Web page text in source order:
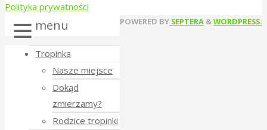
wrześniową
“Poezję
Puszczy”"
Polityka prywatności
POWERED BY SEPTERA &WORDPRESS.
Back
menu
Tropinka
Nasze miejsce
Dokąd
zmierzamy?
Rodzice tropinki